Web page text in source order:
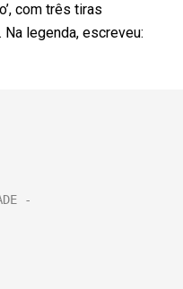
com três tiras
legenda, escreveu: